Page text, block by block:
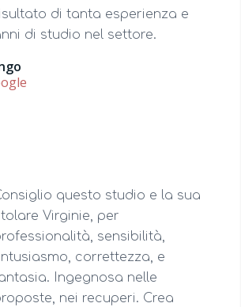
di tanta esperienza e
di studio nel settore.
questo studio e la sua
Virginie, per
sensibilità,
correttezza, e
Ingegnosa nelle
nei recuperi. Crea